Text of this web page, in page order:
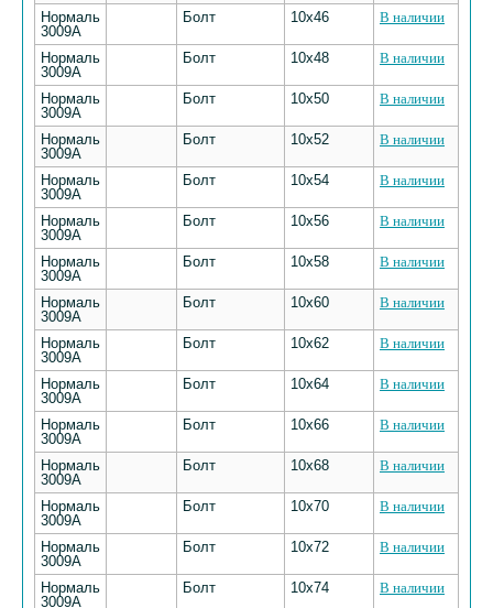
Нормаль
3009А
Болт 10х46 В наличии
Нормаль
3009А
Болт 10х48 В наличии
Нормаль
3009А
Болт 10х50 В наличии
Нормаль
3009А
Болт 10х52 В наличии
Нормаль
3009А
Болт 10х54 В наличии
Нормаль
3009А
Болт 10х56 В наличии
Нормаль
3009А
Болт 10х58 В наличии
Нормаль
3009А
Болт 10х60 В наличии
Нормаль
3009А
Болт 10х62 В наличии
Нормаль
3009А
Болт 10х64 В наличии
Нормаль
3009А
Болт 10х66 В наличии
Нормаль
3009А
Болт 10х68 В наличии
Нормаль
3009А
Болт 10х70 В наличии
Нормаль
3009А
Болт 10х72 В наличии
Нормаль
3009А
Болт 10х74 В наличии